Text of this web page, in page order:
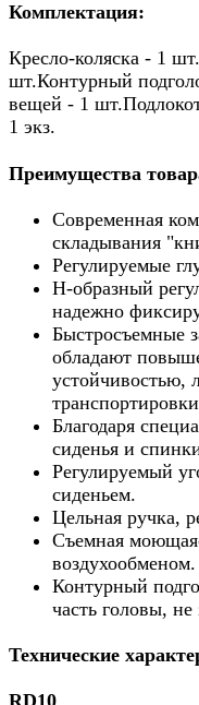
Комплектация:
Кресло-коляска - 1
шт.Контурный
вещей - 1
1 экз.
Преимущества
Современная
складывания
Регулируемые
Н-образный
надежно
Быстросъемные
обладают
устойчивостью,
Благодаря
сиденья и
Регулируемый
сиденьем.
Цельная ручка,
Съемная
воздухообменом.
Контурный
часть головы, не
Технические